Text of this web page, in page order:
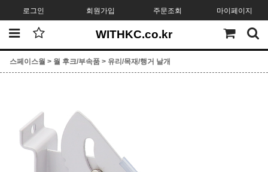
로그인 회원가입 주문조회 마이페이지
WITHKC.co.kr
스페이스월 > 월 후크/부속품 > 유리/목재/행거 날개